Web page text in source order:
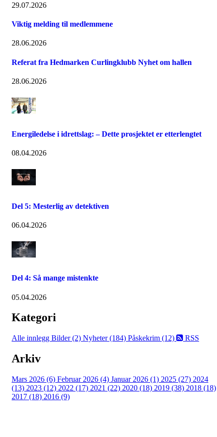
29.07.2026
Viktig melding til medlemmene
28.06.2026
Referat fra Hedmarken Curlingklubb Nyhet om hallen
28.06.2026
Energiledelse i idrettslag: – Dette prosjektet er etterlengtet
08.04.2026
Del 5: Mesterlig av detektiven
06.04.2026
Del 4: Så mange mistenkte
05.04.2026
Kategori
Alle innlegg Bilder (2) Nyheter (184) Påskekrim (12) RSS
Arkiv
Mars 2026 (6) Februar 2026 (4) Januar 2026 (1) 2025 (27) 2024
(13) 2023 (12) 2022 (17) 2021 (22) 2020 (18) 2019 (38) 2018 (18)
2017 (18) 2016 (9)